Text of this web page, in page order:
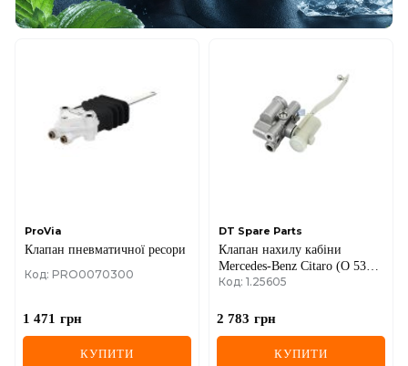
ProVia
Клапан пневматичної ресори
Код: PRO0070300
1 471 грн
КУПИТИ
DT Spare Parts
Клапан нахилу кабіни
Mercedes-Benz Citaro (O 530)
11–
Код: 1.25605
2 783 грн
КУПИТИ